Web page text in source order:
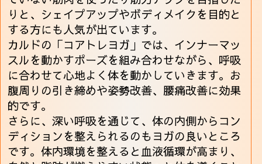
りと、シェイプアップやボディメイクを目的と
する方にも人気が出ています。
カルドの「コアトレヨガ」では、インナーマッ
スルを動かすポーズを組み合わせながら、呼吸
に合わせて心地よく体を動かしていきます。お
腹周りの引き締めや姿勢改善、腰痛改善に効果
的です。
さらに、深い呼吸を通じて、体の内側からコン
ディションを整えられるのもヨガの良いところ
です。体内環境を整えると血液循環が高まり、